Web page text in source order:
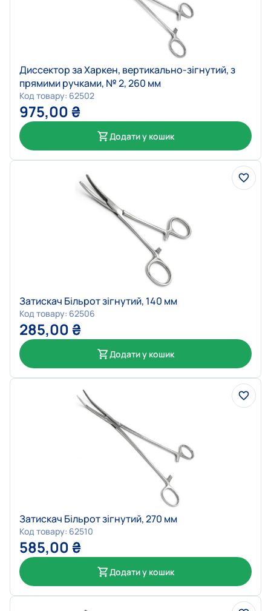
Диссектор за Харкен, вертикально-зігнутий, з
прямими ручками, № 2, 260 мм
Код товару: 62502
975,00 ₴
Додати у кошик
Затискач Більрот зігнутий, 140 мм
Код товару: 62506
285,00 ₴
Додати у кошик
Затискач Більрот зігнутий, 270 мм
Код товару: 62510
585,00 ₴
Додати у кошик